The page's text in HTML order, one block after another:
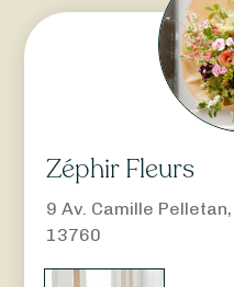
Zéphir Fleurs
9 Av. Camille
13760